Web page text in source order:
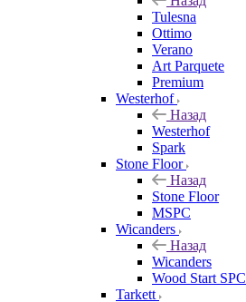
Tulesna
Ottimo
Verano
Art Parquete
Premium
Westerhof
Назад
Westerhof
Spark
Stone Floor
Назад
Stone Floor
MSPC
Wicanders
Назад
Wicanders
Wood Start SPC
Tarkett